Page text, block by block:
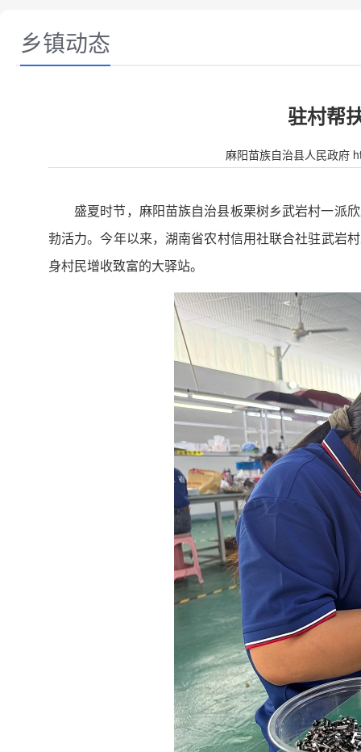
乡镇动态
驻村帮
麻阳苗族自治县人民政府
盛夏时节，麻阳苗族自治县板栗树乡武岩村一派
勃活力。今年以来，湖南省农村信用社联合社驻武岩
身村民增收致富的大驿站。